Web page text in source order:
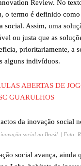
Review. No
, o termo é definido
social. Assim, uma
ou justa que as
prioritariamente, a
alguns indivíduos.
ABERTAS DE
GUARULHOS
social no Brasil. | Foto:
social avança, ainda